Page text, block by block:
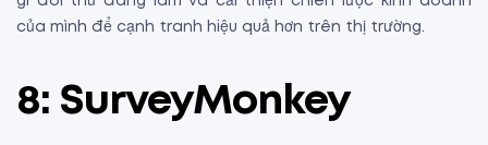
của mình để cạnh tranh hiệu quả hơn trên thị trường.
8: SurveyMonkey